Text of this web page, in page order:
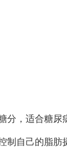
，适合糖尿
制自己的脂肪